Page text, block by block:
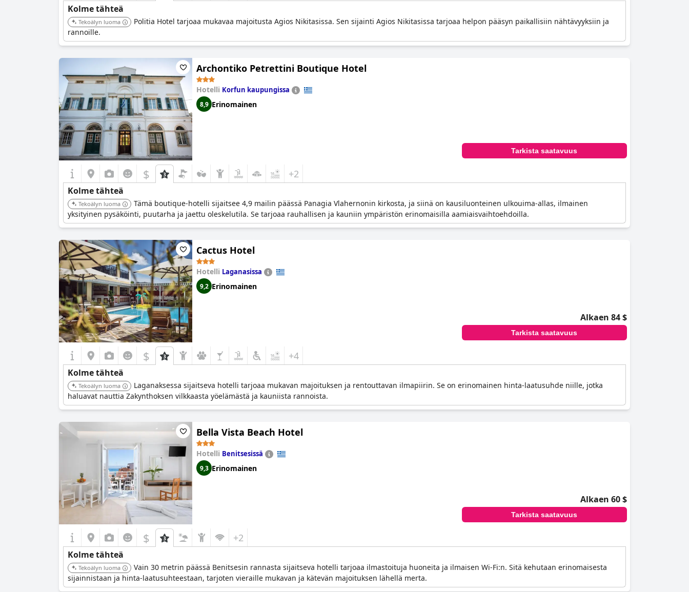
Kolme tähteä
Tekoälyn luoma
Politia Hotel tarjoaa mukavaa majoitusta Agios Nikitasissa. Sen sijainti Agios Nikitasissa tarjoaa helpon pääsyn paikallisiin nähtävyyksiin ja
rannoille.
Archontiko Petrettini Boutique Hotel
Hotelli Korfun kaupungissa
8,9 Erinomainen
Tarkista saatavuus
$ +2
Kolme tähteä
Tekoälyn luoma
Tämä boutique-hotelli sijaitsee 4,9 mailin päässä Panagia Vlahernonin kirkosta, ja siinä on kausiluonteinen ulkouima-allas, ilmainen
yksityinen pysäköinti, puutarha ja jaettu oleskelutila. Se tarjoaa rauhallisen ja kauniin ympäristön erinomaisilla aamiaisvaihtoehdoilla.
Cactus Hotel
Hotelli Laganasissa
9,2 Erinomainen
Alkaen 84 $
Tarkista saatavuus
$ +4
Kolme tähteä
Tekoälyn luoma
Laganaksessa sijaitseva hotelli tarjoaa mukavan majoituksen ja rentouttavan ilmapiirin. Se on erinomainen hinta-laatusuhde niille, jotka
haluavat nauttia Zakynthoksen vilkkaasta yöelämästä ja kauniista rannoista.
Bella Vista Beach Hotel
Hotelli Benitsesissä
9,3 Erinomainen
Alkaen 60 $
Tarkista saatavuus
$ +2
Kolme tähteä
Tekoälyn luoma
Vain 30 metrin päässä Benitsesin rannasta sijaitseva hotelli tarjoaa ilmastoituja huoneita ja ilmaisen Wi-Fi:n. Sitä kehutaan erinomaisesta
sijainnistaan ja hinta-laatusuhteestaan, tarjoten vieraille mukavan ja kätevän majoituksen lähellä merta.